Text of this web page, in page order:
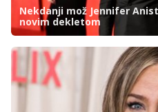
Nekdanji mož Jennifer
novim dekletom